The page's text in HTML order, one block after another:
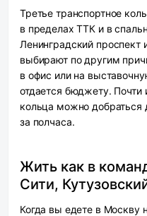
Третье транспортное
в пределах ТТК и в
Ленинградский
выбирают по другим
в офис или на
отдается бюджету. Почти
кольца можно добраться
за полчаса.
Жить как в
Сити,
Когда вы едете в Москву